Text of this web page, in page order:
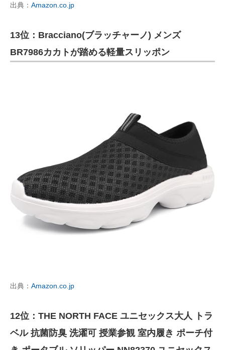
出典： Amazon.co.jp
13位：Bracciano(ブラッチャーノ) メンズ
BR7986カカトが踏める軽量スリッポン
出典： Amazon.co.jp
12位：THE NORTH FACE ユニセックス大人 トラ
ベル 抗菌防臭 洗濯可 授業参観 室内履き ポーチ付